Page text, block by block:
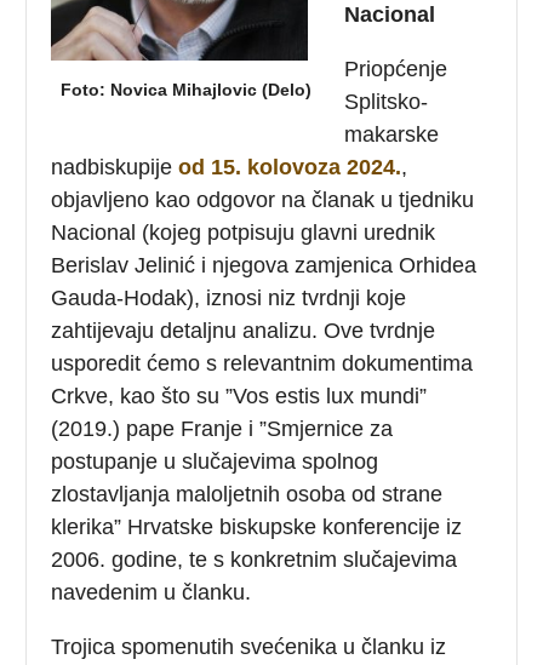
Foto: Novica Mihajlovic (Delo)
Nacional
Priopćenje
Splitsko-
makarske
nadbiskupijeod 15. kolovoza 2024.,
objavljeno kao odgovor na članak u tjedniku
Nacional (kojeg potpisuju glavni urednik
Berislav Jelinić i njegova zamjenica Orhidea
Gauda-Hodak), iznosi niz tvrdnji koje
zahtijevaju detaljnu analizu. Ove tvrdnje
usporedit ćemo s relevantnim dokumentima
Crkve, kao što su ”Vos estis lux mundi”
(2019.) pape Franje i ”Smjernice za
postupanje u slučajevima spolnog
zlostavljanja maloljetnih osoba od strane
klerika” Hrvatske biskupske konferencije iz
2006. godine, te s konkretnim slučajevima
navedenim u članku.
Trojica spomenutih svećenika u članku iz